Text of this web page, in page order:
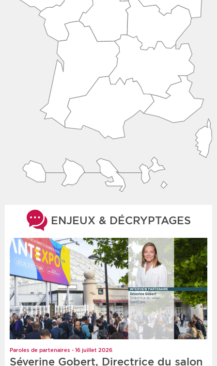
ENJEUX & DÉCRYPTAGES
Paroles de partenaires - 16 juillet 2026
Séverine Gobert, Directrice du salon